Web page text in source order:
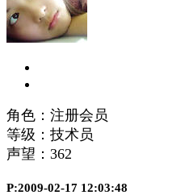
角色：注册会员
等级：技术员
声望： 362
P:2009-02-17 12:03:48